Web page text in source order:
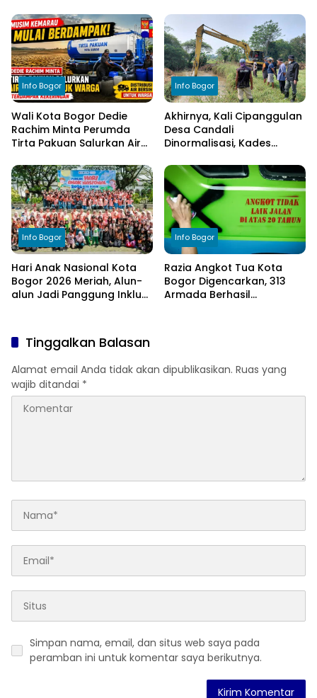
Cimulang, Libatkan Seluruh
Elemen Masyarakat
Transparansi Pengelolaan
Anggaran
Info Bogor
Wali Kota Bogor Dedie
Rachim Minta Perumda
Tirta Pakuan Salurkan Air
Terdampak Kekeringan
Info Bogor
Akhirnya, Kali Cipanggulan
Desa Candali
Dinormalisasi, Kades
kepada Bupati Bogor
Info Bogor
Hari Anak Nasional Kota
Bogor 2026 Meriah, Alun-
alun Jadi Panggung Inklusi
Info Bogor
Razia Angkot Tua Kota
Bogor Digencarkan, 313
Armada Berhasil
Tinggalkan Balasan
Alamat email Anda tidak akan dipublikasikan. Ruas yang
wajib ditandai *
Simpan nama, email, dan situs web saya pada
peramban ini untuk komentar saya berikutnya.